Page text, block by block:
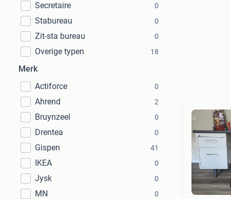
Secretaire 0
Stabureau 0
Zit-sta bureau 0
Overige typen 18
Merk
Actiforce
0
Ahrend 2
Bruynzeel 0
Drentea 0
Gispen 41
IKEA 0
Jysk 0
MN 0